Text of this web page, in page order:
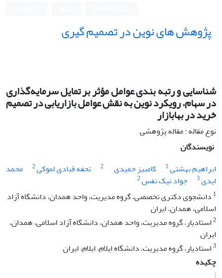
پژوهش های نوین در تصمیم گیری
شناسایی و رتبه بندی عوامل مؤثر بر تمایل سرمایه‌گذاری
در سهام، رویکرد نوین به نقش عوامل بازاریابی در تصمیم
خرید در بهابازار
نوع مقاله : مقاله پژوهشی
نویسندگان
ابراهیم بهشتی1 کامبیز حمیدی 2 تحفه قبادی لموکی2
محمد
ایدی3 جواد نیک نفس2
1 دانشجوی دکتری تخصصی، گروه مدیریت، واحد همدان، دانشگاه آزاد
اسلامی، همدان، ایران
2استادیار، گروه مدیریت، واحد همدان، دانشگاه آزاد اسلامی، همدان،
ایران
3استادیار، گروه مدیریت، دانشگاه ایلام، ایلام، ایران
چکیده